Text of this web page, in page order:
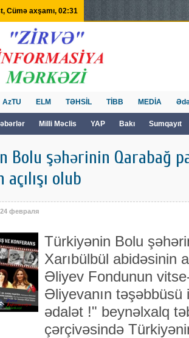
Cümə axşamı, 02:31
Milli Məclis YAP Bakı Sumqayıt
AzTU ELM TƏHSİL TİBB MEDİA
Bolu şəhərinin Qarabağ
olub
24 февраля
Türkiyənin Bolu
Xarıbülbül abidəsinin
Əliyev Fondunun
Əliyevanın təşəbbüsü
ədalət !" beynəlxalq
çərçivəsində